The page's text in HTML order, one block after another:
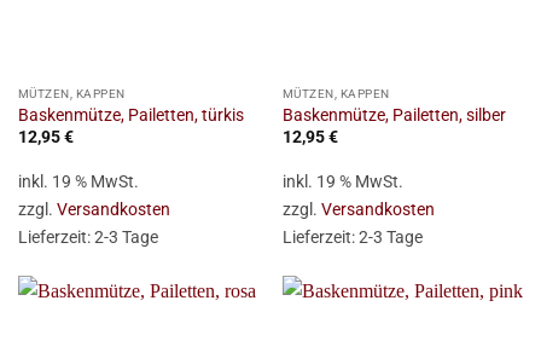
MÜTZEN, KAPPEN
Baskenmütze, Pailetten, türkis
12,95€
inkl. 19 % MwSt.
zzgl. Versandkosten
Lieferzeit:2-3 Tage
MÜTZEN, KAPPEN
Baskenmütze, Pailetten, silber
12,95€
inkl. 19 % MwSt.
zzgl. Versandkosten
Lieferzeit:2-3 Tage